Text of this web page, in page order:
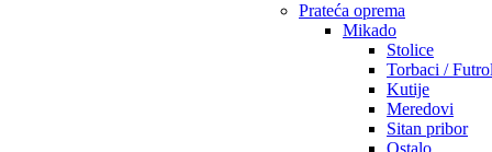
Prateća oprema
Mikado
Stolice
Torbaci /
Kutije
Meredovi
Sitan pribor
Ostalo